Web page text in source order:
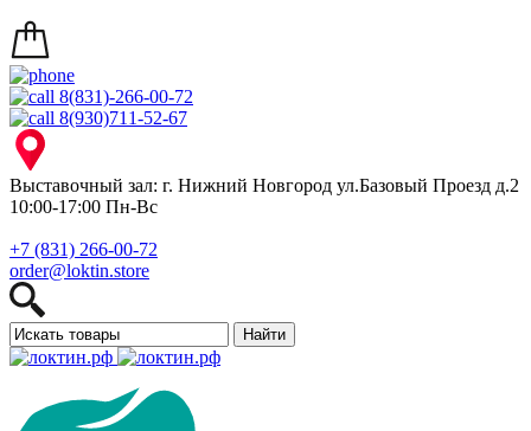
8(831)-266-00-72
8(930)711-52-67
Выставочный зал: г. Нижний Новгород ул.Базовый Проезд д.2
10:00-17:00 Пн-Вс
+7 (831) 266-00-72
order@loktin.store
Найти